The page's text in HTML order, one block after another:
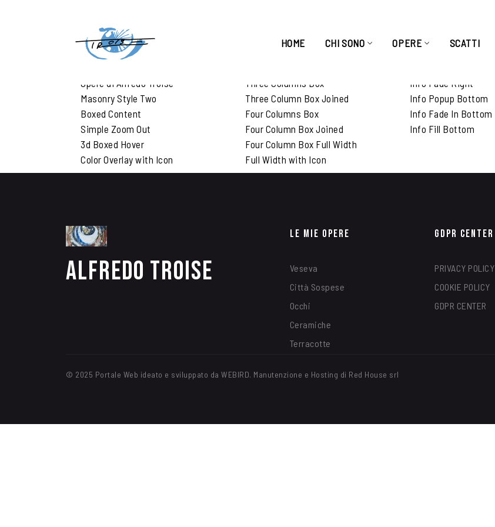
HOME CHI SONO OPERE SCATTI
Portfolio Types
Opere di Alfredo Troise
Masonry Style Two
Boxed Content
Simple Zoom Out
3d Boxed Hover
Color Overlay with Icon
Three Columns Box
Three Column Box Joined
Four Columns Box
Four Column Box Joined
Four Column Box Full Width
Full Width with Icon
Info Fade Right
Info Popup Bottom
Info Fade In Bottom
Info Fill Bottom
Alfredo Troise
Le Mie Opere
Veseva
Città Sospese
Occhi
Ceramiche
Terracotte
GDPR Center
PRIVACY POLICY
COOKIE POLICY
GDPR CENTER
© 2025 Portale Web ideato e sviluppato da WEBIRD. Manutenzione e Hosting di Red House srl